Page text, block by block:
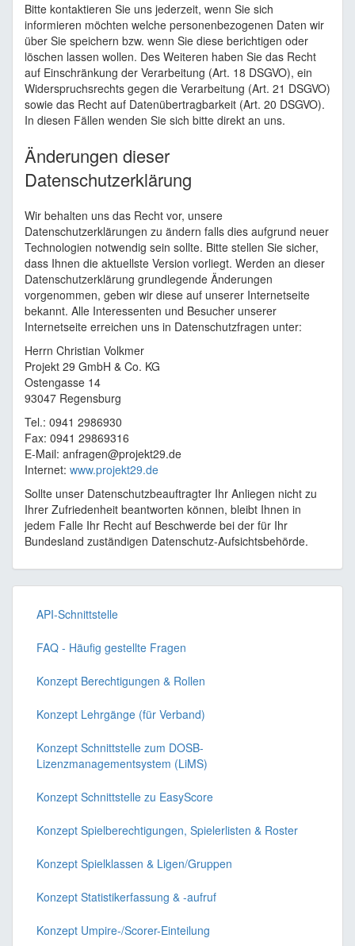
Bitte kontaktieren Sie uns jederzeit, wenn Sie sich
informieren möchten welche personenbezogenen Daten wir
über Sie speichern bzw. wenn Sie diese berichtigen oder
löschen lassen wollen. Des Weiteren haben Sie das Recht
auf Einschränkung der Verarbeitung (Art. 18 DSGVO), ein
Widerspruchsrechts gegen die Verarbeitung (Art. 21 DSGVO)
sowie das Recht auf Datenübertragbarkeit (Art. 20 DSGVO).
In diesen Fällen wenden Sie sich bitte direkt an uns.
Änderungen dieser
Datenschutzerklärung
Wir behalten uns das Recht vor, unsere
Datenschutzerklärungen zu ändern falls dies aufgrund neuer
Technologien notwendig sein sollte. Bitte stellen Sie sicher,
dass Ihnen die aktuellste Version vorliegt. Werden an dieser
Datenschutzerklärung grundlegende Änderungen
vorgenommen, geben wir diese auf unserer Internetseite
bekannt. Alle Interessenten und Besucher unserer
Internetseite erreichen uns in Datenschutzfragen unter:
Herrn Christian Volkmer
Projekt 29 GmbH & Co. KG
Ostengasse 14
93047 Regensburg
Tel.: 0941 2986930
Fax: 0941 29869316
E-Mail: anfragen@projekt29.de
Internet: www.projekt29.de
Sollte unser Datenschutzbeauftragter Ihr Anliegen nicht zu
Ihrer Zufriedenheit beantworten können, bleibt Ihnen in
jedem Falle Ihr Recht auf Beschwerde bei der für Ihr
Bundesland zuständigen Datenschutz-Aufsichtsbehörde.
API-Schnittstelle
FAQ - Häufig gestellte Fragen
Konzept Berechtigungen & Rollen
Konzept Lehrgänge (für Verband)
Konzept Schnittstelle zum DOSB-
Lizenzmanagementsystem (LiMS)
Konzept Schnittstelle zu EasyScore
Konzept Spielberechtigungen, Spielerlisten & Roster
Konzept Spielklassen & Ligen/Gruppen
Konzept Statistikerfassung & -aufruf
Konzept Umpire-/Scorer-Einteilung